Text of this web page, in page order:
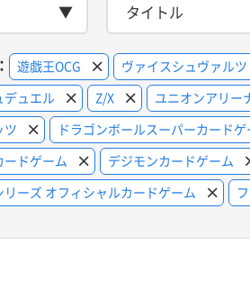
タイトル
遊戯王OCG ヴァイスシュヴァルツ
デュエル
Z/X ユニオンアリー
ツ
ドラゴンボールスーパーカード
ドゲーム
デジモンカードゲーム
リーズ オフィシャルカードゲーム